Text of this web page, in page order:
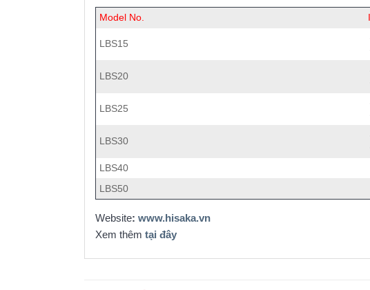
Model No.
LBS15
LBS20
LBS25
LBS30
LBS40
LBS50
Website: www.hisaka.vn
Xem thêm tại đây